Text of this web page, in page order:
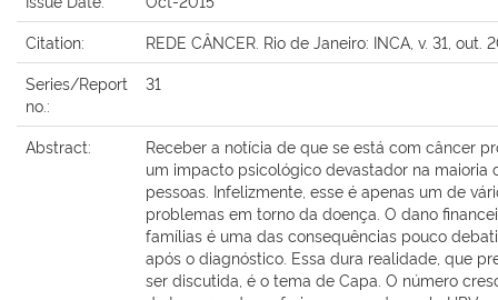
Citation:
REDE CÂNCER. Rio de Janeiro: INCA, v. 31, out.
Series/Report
no.:
31
Abstract:
Receber a notícia de que se está com câncer
um impacto psicológico devastador na maioria
pessoas. Infelizmente, esse é apenas um de
problemas em torno da doença. O dano
famílias é uma das consequências pouco
após o diagnóstico. Essa dura realidade, que
ser discutida, é o tema de Capa. O número